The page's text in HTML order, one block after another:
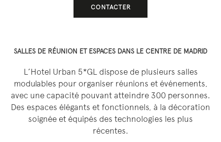
CONTACTER
SALLES DE RÉUNION ET ESPACES DANS LE CENTRE DE MADRID
L’Hotel Urban 5*GL dispose de plusieurs salles
modulables pour organiser réunions et événements,
avec une capacité pouvant atteindre 300 personnes.
Des espaces élégants et fonctionnels, à la décoration
soignée et équipés des technologies les plus
récentes.